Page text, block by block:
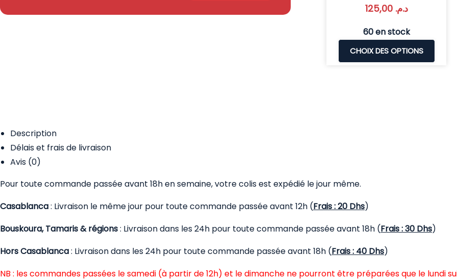
د.م. 125,00
60 en stock
CHOIX DES OPTIONS
Description
Délais et frais de livraison
Avis (0)
Pour toute commande passée avant 18h en semaine, votre colis est expédié le jour même.
Casablanca: Livraison le même jour pour toute commande passée avant 12h (Frais : 20 Dhs)
Bouskoura, Tamaris & régions: Livraison dans les 24h pour toute commande passée avant 18h (Frais : 30 Dhs)
Hors Casablanca: Livraison dans les 24h pour toute commande passée avant 18h (Frais : 40 Dhs)
NB : les commandes passées le samedi (à partir de 12h) et le dimanche ne pourront être préparées que le lundi